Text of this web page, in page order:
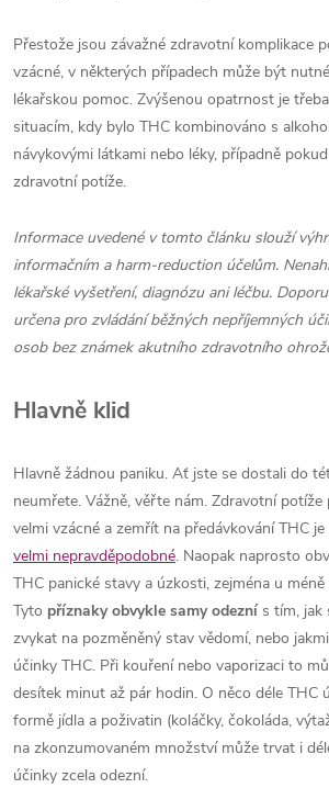
Přestože jsou závažné zdravotní komplikace
vzácné, v některých případech může být
lékařskou pomoc. Zvýšenou opatrnost je
situacím, kdy bylo THC kombinováno s
návykovými látkami nebo léky, případně
zdravotní potíže.
Informace uvedené v tomto článku slouží
informačním a harm-reduction účelům.
lékařské vyšetření, diagnózu ani léčbu.
určena pro zvládání běžných nepříjemných
osob bez známek akutního zdravotního
Hlavně klid
Hlavně žádnou paniku. Ať jste se dostali do
neumřete. Vážně, věřte nám. Zdravotní
velmi vzácné a zemřít na předávkování THC
velmi nepravděpodobné. Naopak naprosto
THC panické stavy a úzkosti, zejména u
Tyto příznaky obvykle samy odezní s tím, jak
zvykat na pozměněný stav vědomí, nebo
účinky THC. Při kouření nebo vaporizaci to
desítek minut až pár hodin. O něco déle THC
formě jídla a poživatin (koláčky, čokoláda,
na zkonzumovaném množství může trvat i
účinky zcela odezní.